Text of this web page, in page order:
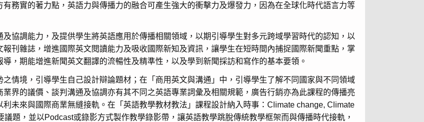
務實的著力點，英語力與傳播力的融合可產生強大的衝擊力及爆發力，因為在全球化時代語言力等
協調能力，及提供學生將英語應用於傳播相關領域，以期引導學生對多元跨域學習時代的認知，以
報刊雜誌，增進國際英文閱讀能力及吸收國際新知及資訊，讓學生在短時間內捕捉國際新聞重點，掌
，期能增進新聞英文翻譯的流暢性及精準性，以及學到新聞採訪和寫作的基本要領。
情境，引導學生自己設計辯論題材；在「商用英文與溝通」中，引導學生了解不同國家與不同領域
界的議價、談判溝通及協調亦有其不同之英語專業詞彙及相關規範，廣告行銷亦為此課程的傳播亮
未來與國際商業無縫接軌。在「英語教學教材教法」課程設計納入時事：Climate change, Climate
題，並以Podcast或錄影方式製作教學錄影帶，讓英語教學跳脫傳統教學框架而與傳播時代接軌，